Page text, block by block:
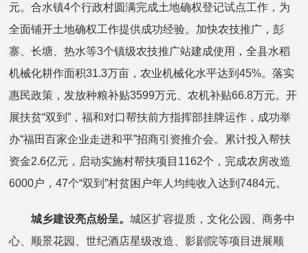
元。合水镇4个行政村圆满完成土地确权登记试点工作，为
全面铺开土地确权工作提供成功经验。加快农技推广，彭
寨、长塘、热水等3个镇级农技推广站建成使用，全县水稻
机械化耕作面积31.3万亩，农业机械化水平达到45%。落实
惠民政策，发放种粮补贴3599万元、农机补贴66.8万元。开
展扶贫“双到”，福和对口帮扶前方指挥部挂牌运作，成功举
办“福田百家企业走进和平”招商引资推介会。累计投入帮扶
资金2.6亿元，启动实施村帮扶项目1162个，完成农房改造
6000户，47个“双到”村贫困户年人均纯收入达到7484元。
城乡建设亮点纷呈。城区扩容提质，文化公园、商务中
心、顺景花园、世纪酒店星级改造、影剧院等项目进展顺